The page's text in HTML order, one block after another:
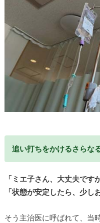
追い打ちをかけるさらな
「ミエ子さん、大丈夫です
「状態が安定したら、少し
そう主治医に呼ばれて、当